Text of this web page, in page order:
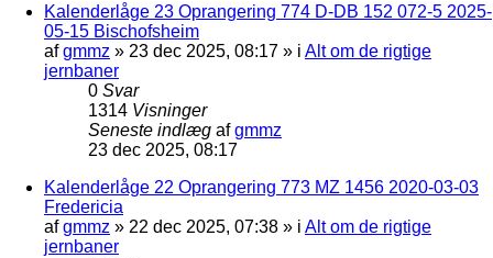
Kalenderlåge 23 Oprangering 774 D-DB 152 072-5 2025-
05-15 Bischofsheim
afgmmz » 23 dec 2025, 08:17 » i Alt om de rigtige
jernbaner
0 Svar
1314 Visninger
Seneste indlæg afgmmz
23 dec 2025, 08:17
Kalenderlåge 22 Oprangering 773 MZ 1456 2020-03-03
Fredericia
afgmmz » 22 dec 2025, 07:38 » i Alt om de rigtige
jernbaner